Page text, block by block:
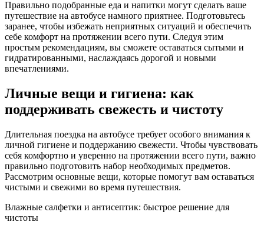
Правильно подобранные еда и напитки могут сделать ваше
путешествие на автобусе намного приятнее. Подготовьтесь
заранее, чтобы избежать неприятных ситуаций и обеспечить
себе комфорт на протяжении всего пути. Следуя этим
простым рекомендациям, вы сможете оставаться сытыми и
гидратированными, наслаждаясь дорогой и новыми
впечатлениями.
Личные вещи и гигиена: как
поддерживать свежесть и чистоту
Длительная поездка на автобусе требует особого внимания к
личной гигиене и поддержанию свежести. Чтобы чувствовать
себя комфортно и уверенно на протяжении всего пути, важно
правильно подготовить набор необходимых предметов.
Рассмотрим основные вещи, которые помогут вам оставаться
чистыми и свежими во время путешествия.
Влажные салфетки и антисептик: быстрое решение для
чистоты